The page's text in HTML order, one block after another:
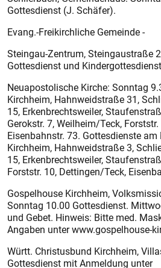
Gottesdienst (J. Schäfer).
Evang.-Freikirchliche Gemeinde -
Stein­gau-Zentrum, ­Steingaustraße
Gottesdienst und
Neuapostolische Kirche: Sonntag
Kirchheim, Hahnweidstraße 31,
15, Erken­brechtsweiler,
Gerokstr. 7, Weilheim/Teck,
Eisenbahnstr. 73. Gottesdienste
Kirchheim, Hahnweidstraße 3,
15, Erken­brechtsweiler,
Forststr. 10, Dettingen/Teck,
Gospelhouse Kirchheim,
Sonntag 10.00 Gottesdienst.
und Gebet. Hinweis: Bitte med.
Angaben unter www.gospelhouse-
Württ. Christusbund Kirchheim,
Gottesdienst mit Anmeldung unter